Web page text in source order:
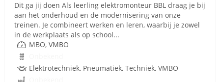
Dit ga jij doen Als leerling elektromonteur BBL draag je bij
aan het onderhoud en de modernisering van onze
treinen. Je combineert werken en leren, waarbij je zowel
in de werkplaats als op school...
MBO, VMBO
Elektrotechniek, Pneumatiek, Techniek, VMBO